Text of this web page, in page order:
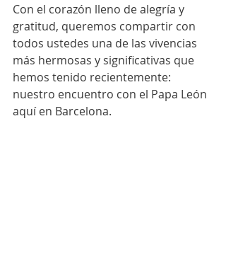
Con el corazón lleno de alegría y
gratitud, queremos compartir con
todos ustedes una de las vivencias
más hermosas y significativas que
hemos tenido recientemente:
nuestro encuentro con el Papa León
aquí en Barcelona.